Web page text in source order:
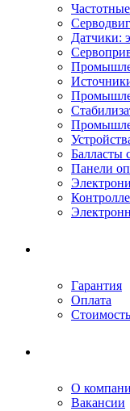
Датчики:
Балласты
Панели
Гарантия
Оплата
Стоимость
О
Вакансии